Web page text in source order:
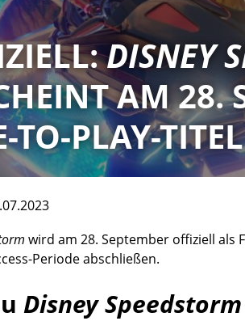
DISNEY
AM 28.
TO-PLAY-TITEL
wird am 28. September offiziell als
Periode abschließen.
Disney Speedstorm